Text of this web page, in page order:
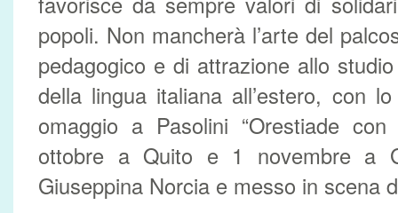
popoli. Non mancherà l’arte del
pedagogico e di attrazione allo
della lingua italiana all’estero, con
omaggio a Pasolini “Orestiade
ottobre a Quito e 1 novembre a
Giuseppina Norcia e messo in scena